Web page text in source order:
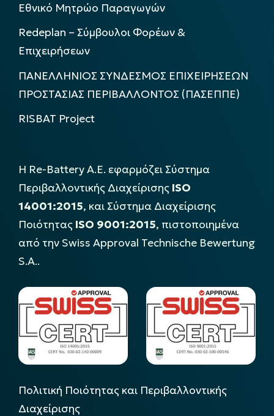
Εθνικό Μητρώο Παραγωγών
Redeplan – Σύμβουλοι Φορέων &
Επιχειρήσεων
ΠΑΝΕΛΛΗΝΙΟΣ ΣΥΝΔΕΣΜΟΣ ΕΠΙΧΕΙΡΗΣΕΩΝ
ΠΡΟΣΤΑΣΙΑΣ ΠΕΡΙΒΑΛΛΟΝΤΟΣ (ΠΑΣΕΠΠΕ)
RISBAT Project
Η Re-Battery Α.Ε. εφαρμόζει Σύστημα
Περιβαλλοντικής Διαχείρισης ISO
14001:2015, και Σύστημα Διαχείρισης
Ποιότητας ISO 9001:2015, πιστοποιημένα
από την Swiss Approval Technische Bewertung
S.A..
Πολιτική Ποιότητας και Περιβαλλοντικής
Διαχείρισης